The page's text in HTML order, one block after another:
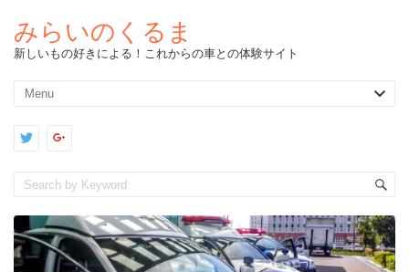
みらいのくるま
新しいもの好きによる！これからの車との体験サイト